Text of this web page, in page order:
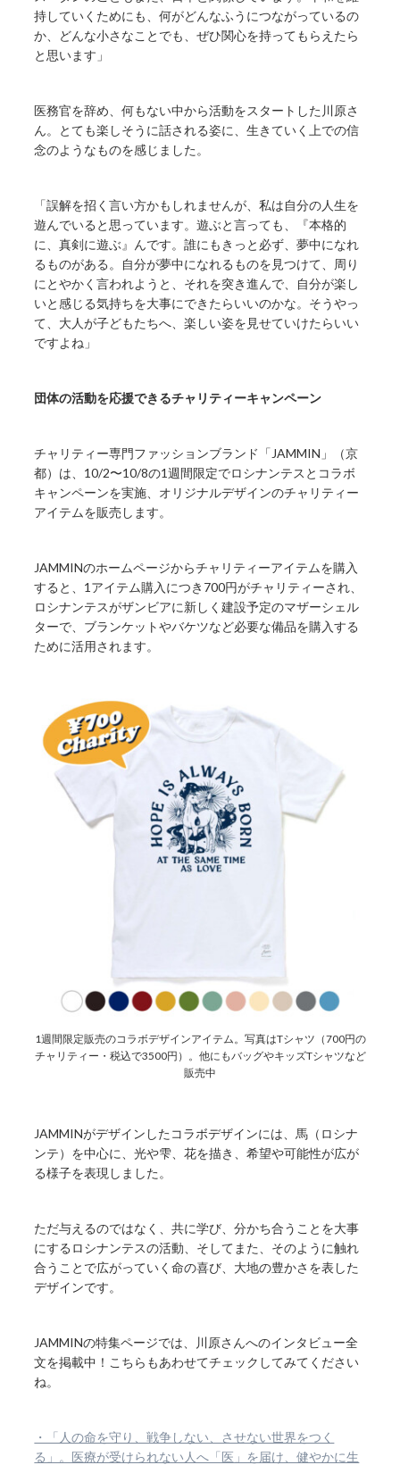
持していくためにも、何がどんなふうにつながっているの
か、どんな小さなことでも、ぜひ関心を持ってもらえたら
と思います」
医務官を辞め、何もない中から活動をスタートした川原さ
ん。とても楽しそうに話される姿に、生きていく上での信
念のようなものを感じました。
「誤解を招く言い方かもしれませんが、私は自分の人生を
遊んでいると思っています。遊ぶと言っても、『本格的
に、真剣に遊ぶ』んです。誰にもきっと必ず、夢中になれ
るものがある。自分が夢中になれるものを見つけて、周り
にとやかく言われようと、それを突き進んで、自分が楽し
いと感じる気持ちを大事にできたらいいのかな。そうやっ
て、大人が子どもたちへ、楽しい姿を見せていけたらいい
ですよね」
団体の活動を応援できるチャリティーキャンペーン
チャリティー専門ファッションブランド「JAMMIN」（京
都）は、10/2〜10/8の1週間限定でロシナンテスとコラボ
キャンペーンを実施、オリジナルデザインのチャリティー
アイテムを販売します。
JAMMINのホームページからチャリティーアイテムを購入
すると、1アイテム購入につき700円がチャリティーされ、
ロシナンテスがザンビアに新しく建設予定のマザーシェル
ターで、ブランケットやバケツなど必要な備品を購入する
ために活用されます。
1週間限定販売のコラボデザインアイテム。写真はTシャツ（700円の
チャリティー・税込で3500円）。他にもバッグやキッズTシャツなど
販売中
JAMMINがデザインしたコラボデザインには、馬（ロシナ
ンテ）を中心に、光や雫、花を描き、希望や可能性が広が
る様子を表現しました。
ただ与えるのではなく、共に学び、分かち合うことを大事
にするロシナンテスの活動、そしてまた、そのように触れ
合うことで広がっていく命の喜び、大地の豊かさを表した
デザインです。
JAMMINの特集ページでは、川原さんへのインタビュー全
文を掲載中！こちらもあわせてチェックしてみてください
ね。
・「人の命を守り、戦争しない、させない世界をつく
る」。医療が受けられない人へ「医」を届け、健やかに生